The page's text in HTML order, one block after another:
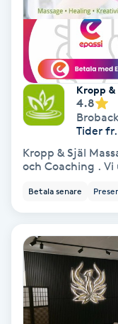
Färgning
Föning
Gel naglar
Gelenaglar
Gellack
Gellack med
Gravidmassage
Gravidyoga
Kropp &
4.8
Tider fr.
Kropp & Själ
och Coaching .
Betala senare